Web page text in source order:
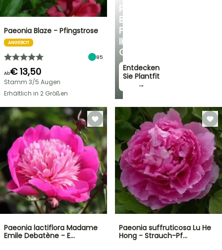
PERSÖNLICHE
BERATUNG
FÜR
IHREN
GARTEN
Entdecken
Sie Plantfit
→
Paeonia Blaze - Pfingstrose
ANGEBOT
85
Ab€ 13,50
Stamm 3/5 Augen
Erhältlich in 2 Größen
Paeonia lactiflora Madame
Emile Debatène - E…
Paeonia suffruticosa Lu He
Hong - Strauch-Pf…